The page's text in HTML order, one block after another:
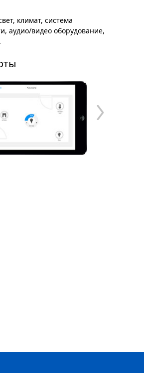
климат, система
аудио/видео оборудование,